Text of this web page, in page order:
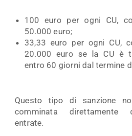
100 euro per ogni CU,
50.000 euro;
33,33 euro per ogni CU,
20.000 euro se la CU è
entro 60 giorni dal termine
Questo tipo di sanzione
comminata direttamente
entrate.